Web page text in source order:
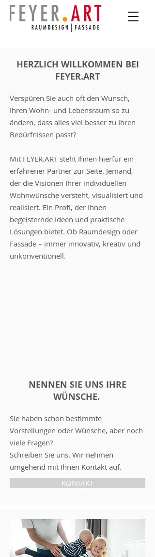
HERZLICH WILLKOMMEN BEI
FEYER.ART
Verspüren Sie auch oft den Wunsch,
Ihren Wohn- und Lebensraum so zu
ändern, dass alles viel besser zu Ihren
Bedürfnissen passt?
Mit FEYER.ART steht Ihnen hierfür ein
erfahrener Partner zur Seite. Jemand,
der die Visionen Ihrer individuellen
Wohnwünsche versteht, visualisiert und
realisiert. Ein Profi, der Ihnen
begeisternde Ideen und praktische
Lösungen bietet. Ob Raumdesign oder
Fassade – immer innovativ, kreativ und
unkonventionell.
NENNEN SIE UNS IHRE
WÜNSCHE.
Sie haben schon bestimmte
Vorstellungen oder Wünsche, aber noch
viele Fragen?
Schreiben Sie uns. Wir nehmen
umgehend mit Ihnen Kontakt auf.
KONTAKT